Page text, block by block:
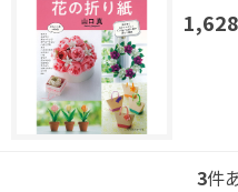
1,628
3件